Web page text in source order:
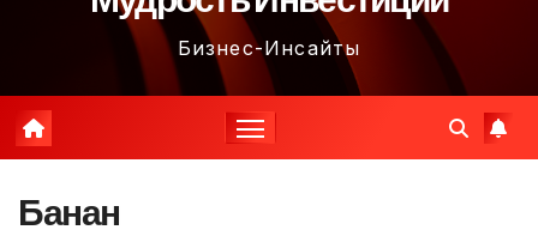
Бизнес-Инсайты
Банан